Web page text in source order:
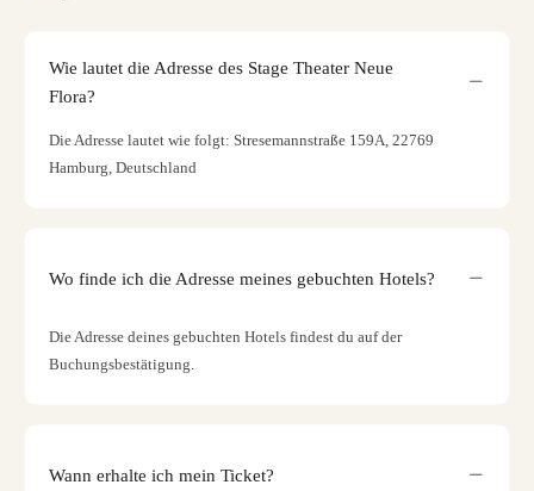
Wie lautet die Adresse des Stage Theater Neue
Flora?
Die Adresse lautet wie folgt: Stresemannstraße 159A, 22769
Hamburg, Deutschland
Wo finde ich die Adresse meines gebuchten Hotels?
Die Adresse deines gebuchten Hotels findest du auf der
Buchungsbestätigung.
Wann erhalte ich mein Ticket?